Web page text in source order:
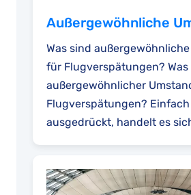
Außergewöhnliche
Was sind
für Flugverspätungen?
außergewöhnlicher
Flugverspätungen? Einfach
ausgedrückt, handelt es